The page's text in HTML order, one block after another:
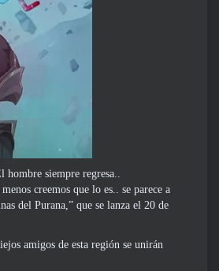
hombre siempre regresa..
creemos que lo es.. se parece a
del Purana,” que se lanza el 20 de
amigos de esta región se unirán